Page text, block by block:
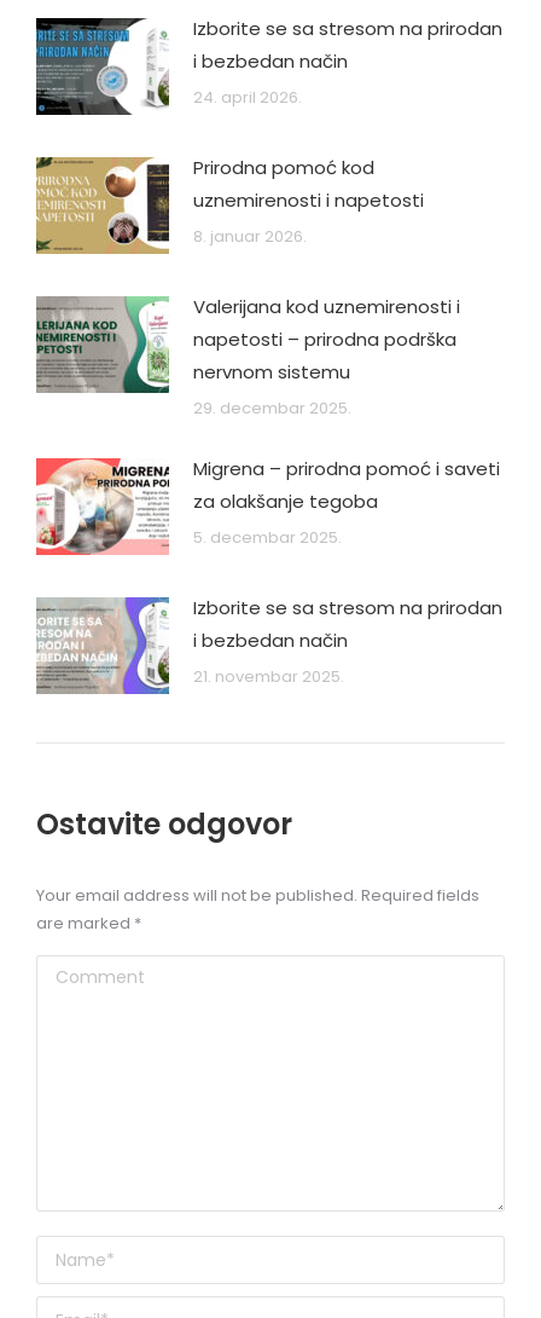
Izborite se sa stresom na prirodan
i bezbedan način
24. april 2026.
Prirodna pomoć kod
uznemirenosti i napetosti
8. januar 2026.
Valerijana kod uznemirenosti i
napetosti – prirodna podrška
nervnom sistemu
29. decembar 2025.
Migrena – prirodna pomoć i saveti
za olakšanje tegoba
5. decembar 2025.
Izborite se sa stresom na prirodan
i bezbedan način
21. novembar 2025.
Ostavite odgovor
Your email address will not be published. Required fields
are marked *
Comment
Name *
Email *